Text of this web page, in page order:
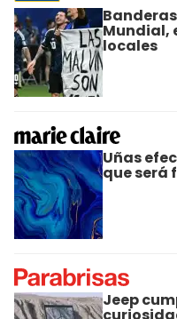
Mundial,
locales
Uñas
que será
Jeep